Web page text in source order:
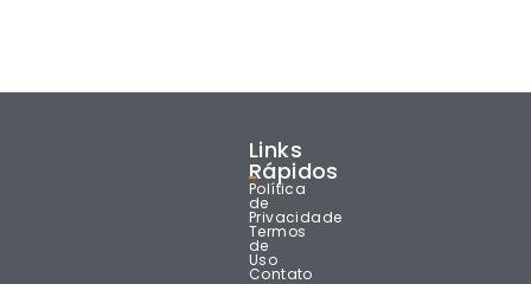
Links
Rápidos
Política
de
Privacidade
Termos
de
Uso
Contato